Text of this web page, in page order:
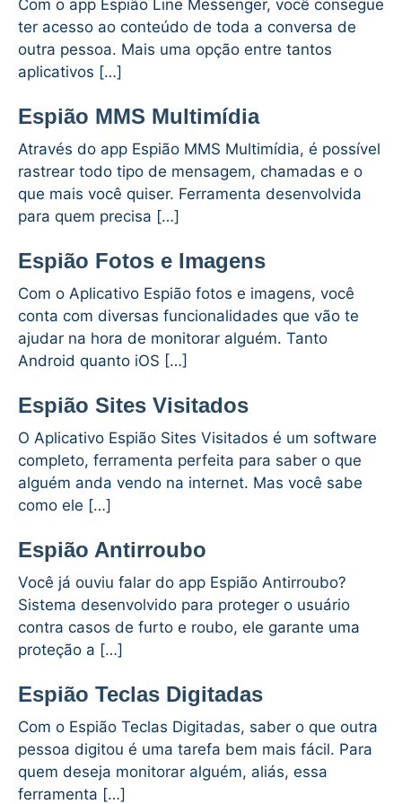
Com o app Espião Line Messenger, você consegue
ter acesso ao conteúdo de toda a conversa de
outra pessoa. Mais uma opção entre tantos
aplicativos […]
Espião MMS Multimídia
Através do app Espião MMS Multimídia, é possível
rastrear todo tipo de mensagem, chamadas e o
que mais você quiser. Ferramenta desenvolvida
para quem precisa […]
Espião Fotos e Imagens
Com o Aplicativo Espião fotos e imagens, você
conta com diversas funcionalidades que vão te
ajudar na hora de monitorar alguém. Tanto
Android quanto iOS […]
Espião Sites Visitados
O Aplicativo Espião Sites Visitados é um software
completo, ferramenta perfeita para saber o que
alguém anda vendo na internet. Mas você sabe
como ele […]
Espião Antirroubo
Você já ouviu falar do app Espião Antirroubo?
Sistema desenvolvido para proteger o usuário
contra casos de furto e roubo, ele garante uma
proteção a […]
Espião Teclas Digitadas
Com o Espião Teclas Digitadas, saber o que outra
pessoa digitou é uma tarefa bem mais fácil. Para
quem deseja monitorar alguém, aliás, essa
ferramenta […]